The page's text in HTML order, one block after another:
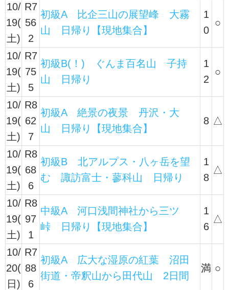
10/
19(
土)
R7
56
2
初級A 比企三山の展望峰 大霧
山 日帰り【現地集合】
1
0
○
10/
19(
土)
R7
75
5
初級B(！) ぐんま百名山 子持
山 日帰り
1
2
○
10/
19(
土)
R8
62
7
初級A 絶景の夜景 丹沢・大
山 日帰り【現地集合】
8 △
10/
19(
土)
R8
68
6
初級B 北アルプス・八ヶ岳を望
む 諏訪富士・蓼科山 日帰り
1
8
△
10/
19(
土)
R8
97
1
中級A 河口浅間神社から三ツ
峠 日帰り【現地集合】
1
6
△
10/
20(
日)
R7
88
6
初級A 広大な湿原の紅葉 沼田
街道・帝釈山から田代山 2日間
満 ○